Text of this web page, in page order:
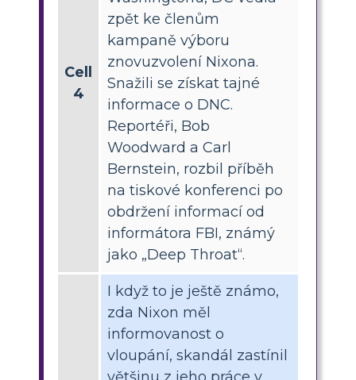
Cell
4
zpět ke členům
kampaně výboru
znovuzvolení Nixona.
Snažili se získat tajné
informace o DNC.
Reportéři, Bob
Woodward a Carl
Bernstein, rozbil příběh
na tiskové konferenci po
obdržení informací od
informátora FBI, známý
jako „Deep Throat“.
I když to je ještě známo,
zda Nixon měl
informovanost o
vloupání, skandál zastínil